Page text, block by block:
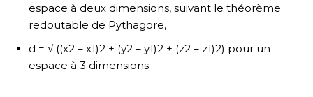
espace à deux dimensions, suivant le théorème
redoutable de Pythagore,
d = √ ((x2 – x1)2 + (y2 – y1)2 + (z2 – z1)2) pour un
espace à 3 dimensions.